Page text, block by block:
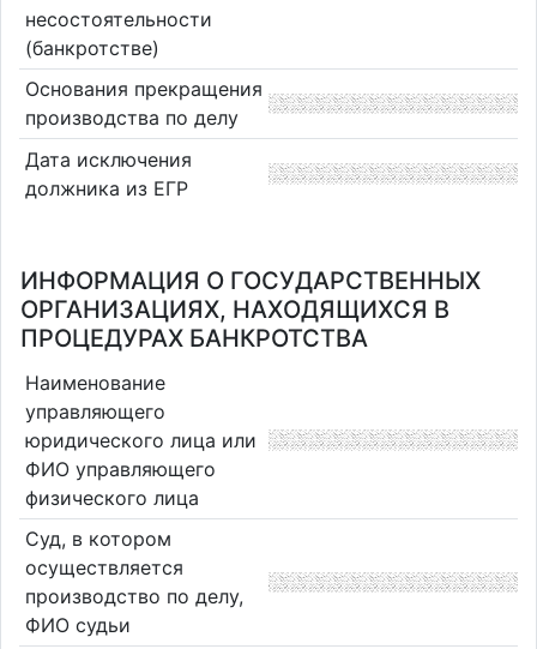
несостоятельности
(банкротстве)
Основания прекращения
производства по делу
Дата исключения
должника из ЕГР
ИНФОРМАЦИЯ О ГОСУДАРСТВЕННЫХ
ОРГАНИЗАЦИЯХ, НАХОДЯЩИХСЯ В
ПРОЦЕДУРАХ БАНКРОТСТВА
Наименование
управляющего
юридического лица или
ФИО управляющего
физического лица
Суд, в котором
осуществляется
производство по делу,
ФИО судьи